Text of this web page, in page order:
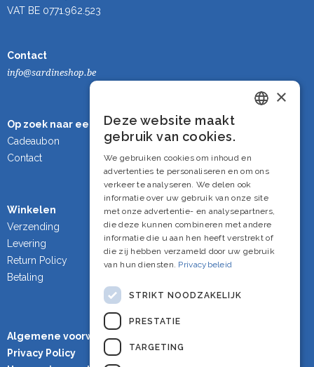
VAT BE 0771.962.523
Contact
info@sardineshop.be
Op zoek naar een cadeau?
Cadeaubon
Contact
Winkelen
Verzending
Levering
Return Policy
Betaling
Algemene voorwaarden
Privacy Policy
×
Deze website maakt
gebruik van cookies.
We gebruiken cookies om inhoud en
advertenties te personaliseren en om ons
verkeer te analyseren. We delen ook
informatie over uw gebruik van onze site
met onze advertentie- en analysepartners,
die deze kunnen combineren met andere
informatie die u aan hen heeft verstrekt of
die zij hebben verzameld door uw gebruik
van hun diensten. Privacybeleid
STRIKT NOODZAKELIJK
PRESTATIE
TARGETING